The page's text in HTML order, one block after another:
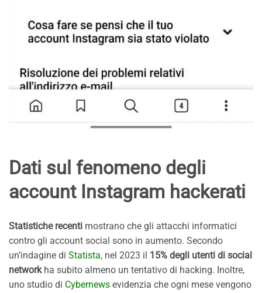
Dati sul fenomeno degli
account Instagram hackerati
Statistiche recenti mostrano che gli attacchi informatici
contro gli account social sono in aumento. Secondo
un’indagine di Statista, nel 2023 il 15% degli utenti di social
networkha subito almeno un tentativo di hacking. Inoltre,
uno studio di Cybernews evidenzia che ogni mese vengono